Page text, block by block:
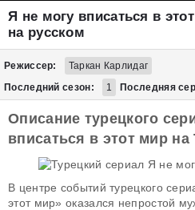
Я не могу вписаться в
на русском
Режиссер:
Таркан Карлидаг
Последний сезон:
1 Последняя
Описание турецкого
вписаться в этот мир на
В центре событий турецкого
этот мир» оказался непростой